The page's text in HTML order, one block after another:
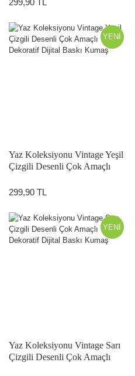
299,90 TL
YENİ
Yaz Koleksiyonu Vintage Yeşil
Çizgili Desenli Çok Amaçlı
299,90 TL
YENİ
Yaz Koleksiyonu Vintage Sarı
Çizgili Desenli Çok Amaçlı